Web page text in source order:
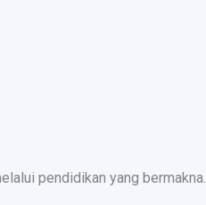
pendidikan yang bermakna.